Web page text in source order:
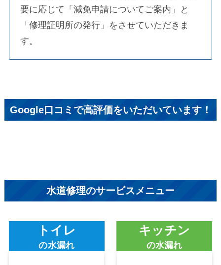
要に応じて「減免申請についてご案内」と
「修理証明所の発行」をさせていただきま
す。
Google口コミで高評価をいただいています！
水道修理のサービスメニュー
トイレ
の水漏れ
キッチン
の水漏れ